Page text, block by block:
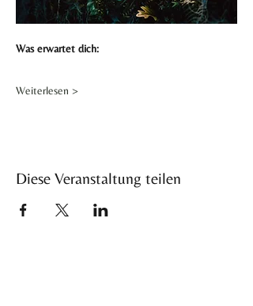
Was erwartet dich:
Weiterlesen >
Diese Veranstaltung teilen